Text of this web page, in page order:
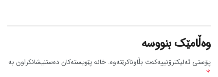
وەڵامێک بنووسە
پۆستی ئەلیکترۆنییەکەت بڵاوناکرێتەوە. خانە پێویستەکان دەستنیشانکراون بە
*